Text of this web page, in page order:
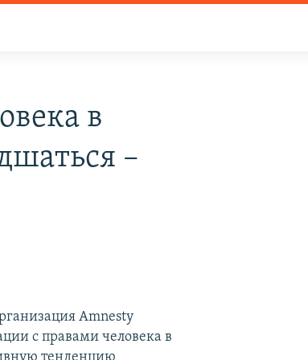
в
–
Amnesty
с правами человека в